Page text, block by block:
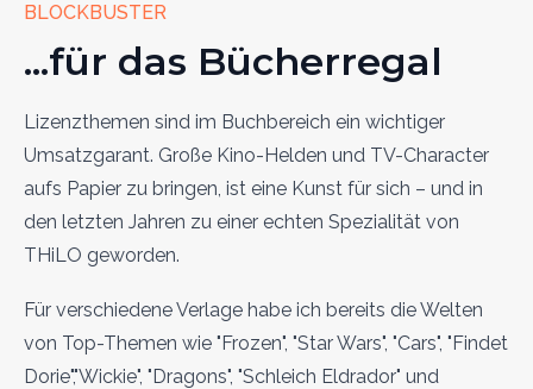
BLOCKBUSTER
...für das Bücherregal
Lizenzthemen sind im Buchbereich ein wichtiger
Umsatzgarant. Große Kino-Helden und TV-Character
aufs Papier zu bringen, ist eine Kunst für sich – und in
den letzten Jahren zu einer echten Spezialität von
THiLO geworden.
Für verschiedene Verlage habe ich bereits die Welten
von Top-Themen wie "Frozen", "Star Wars", "Cars", "Findet
Dorie","Wickie", "Dragons", "Schleich Eldrador" und